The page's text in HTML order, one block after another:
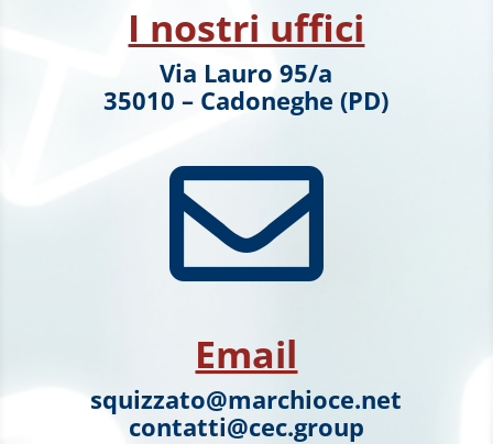
I nostri uffici
Via Lauro 95/a
35010 – Cadoneghe (PD)

Email
squizzato@marchioce.net
contatti@cec.group